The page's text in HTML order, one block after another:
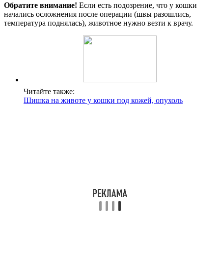
Обратите внимание! Если есть подозрение, что у кошки
начались осложнения после операции (швы разошлись,
температура поднялась), животное нужно везти к врачу.
Читайте также:
Шишка на животе у кошки под кожей, опухоль